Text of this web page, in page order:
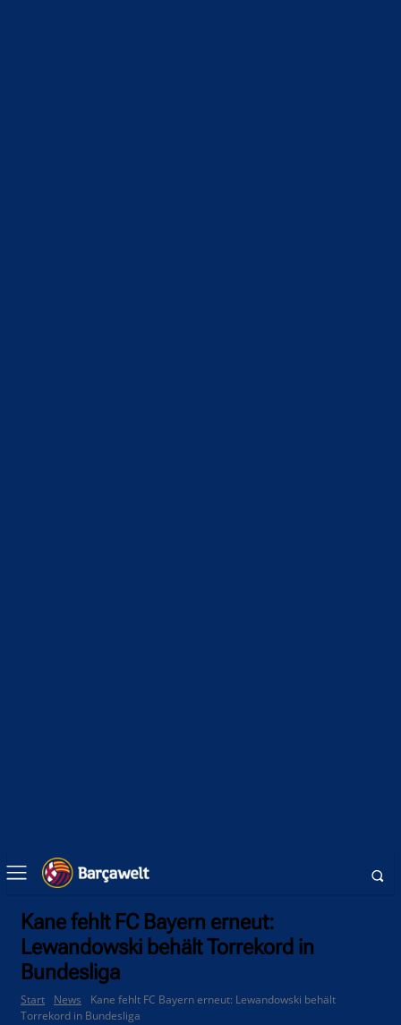
Kane fehlt FC Bayern erneut:
Lewandowski behält Torrekord in
Bundesliga
Start News
Kane fehlt FC Bayern erneut: Lewandowski behält
Torrekord in Bundesliga